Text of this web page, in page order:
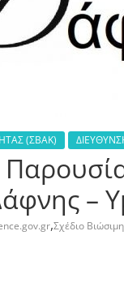
(ΣΒΑΚ)
–
,Σχέδιο